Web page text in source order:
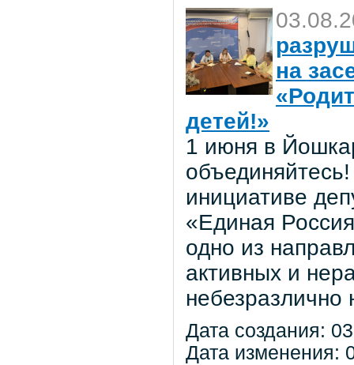
на
детей!»
1 июня в
инициативе
«Единая
одно из
активных и
Дата создания:
Дата изменения: